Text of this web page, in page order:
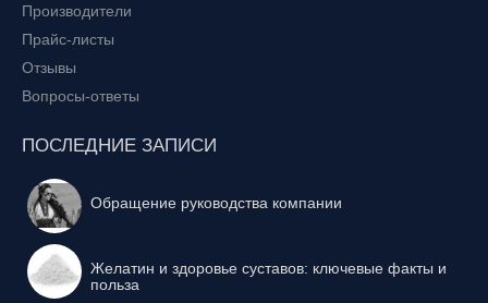
Производители
Прайс-листы
Отзывы
Вопросы-ответы
ПОСЛЕДНИЕ ЗАПИСИ
Обращение руководства компании
Желатин и здоровье суставов: ключевые факты и
польза